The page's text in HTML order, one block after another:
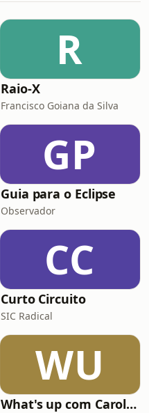
conduzida
for privacyR
Raio-X
Francisco Goiana da Silva
GP
Guia para o Eclipse
Observador
CC
Curto Circuito
SIC Radical
WU
What's up com Carolina Patrocínio